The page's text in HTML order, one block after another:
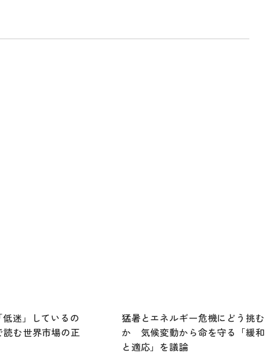
迷」しているの
読む世界市場の正
猛暑とエネルギー危機にどう挑む
か 気候変動から命を守る「緩和
と適応」を議論